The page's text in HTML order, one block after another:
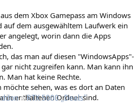
RTX 5000 „Deals“
dem Xbox Gamepass am Windows
auf dem ausgewähltem Laufwerk ein
angelegt, worin dann die Apps
das man auf diesen "WindowsApps"-
nicht zugreifen kann. Man kann ihn
Man hat keine Rechte.
möchte sehen, was es dort an Daten
enthaltenen Ordner sind.